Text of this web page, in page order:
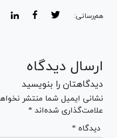
هم‌رسانی:
ارسال دیدگاه
دیدگاهتان را بنویسید
نشانی ایمیل شما منتشر
علامت‌گذاری شده‌اند *
* دیدگاه